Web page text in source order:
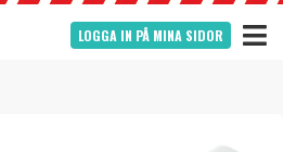
LOGGA IN PÅ MINA SIDOR